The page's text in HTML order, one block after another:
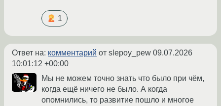
1
Ответ на: комментарий от slepoy_pew 09.07.2026
10:01:12 +00:00
Мы не можем точно знать что было при чём,
когда ещё ничего не было. А когда
опомнились, то развитие пошло и многое